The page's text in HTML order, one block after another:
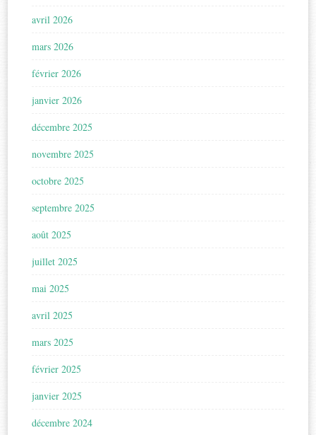
avril 2026
mars 2026
février 2026
janvier 2026
décembre 2025
novembre 2025
octobre 2025
septembre 2025
août 2025
juillet 2025
mai 2025
avril 2025
mars 2025
février 2025
janvier 2025
décembre 2024